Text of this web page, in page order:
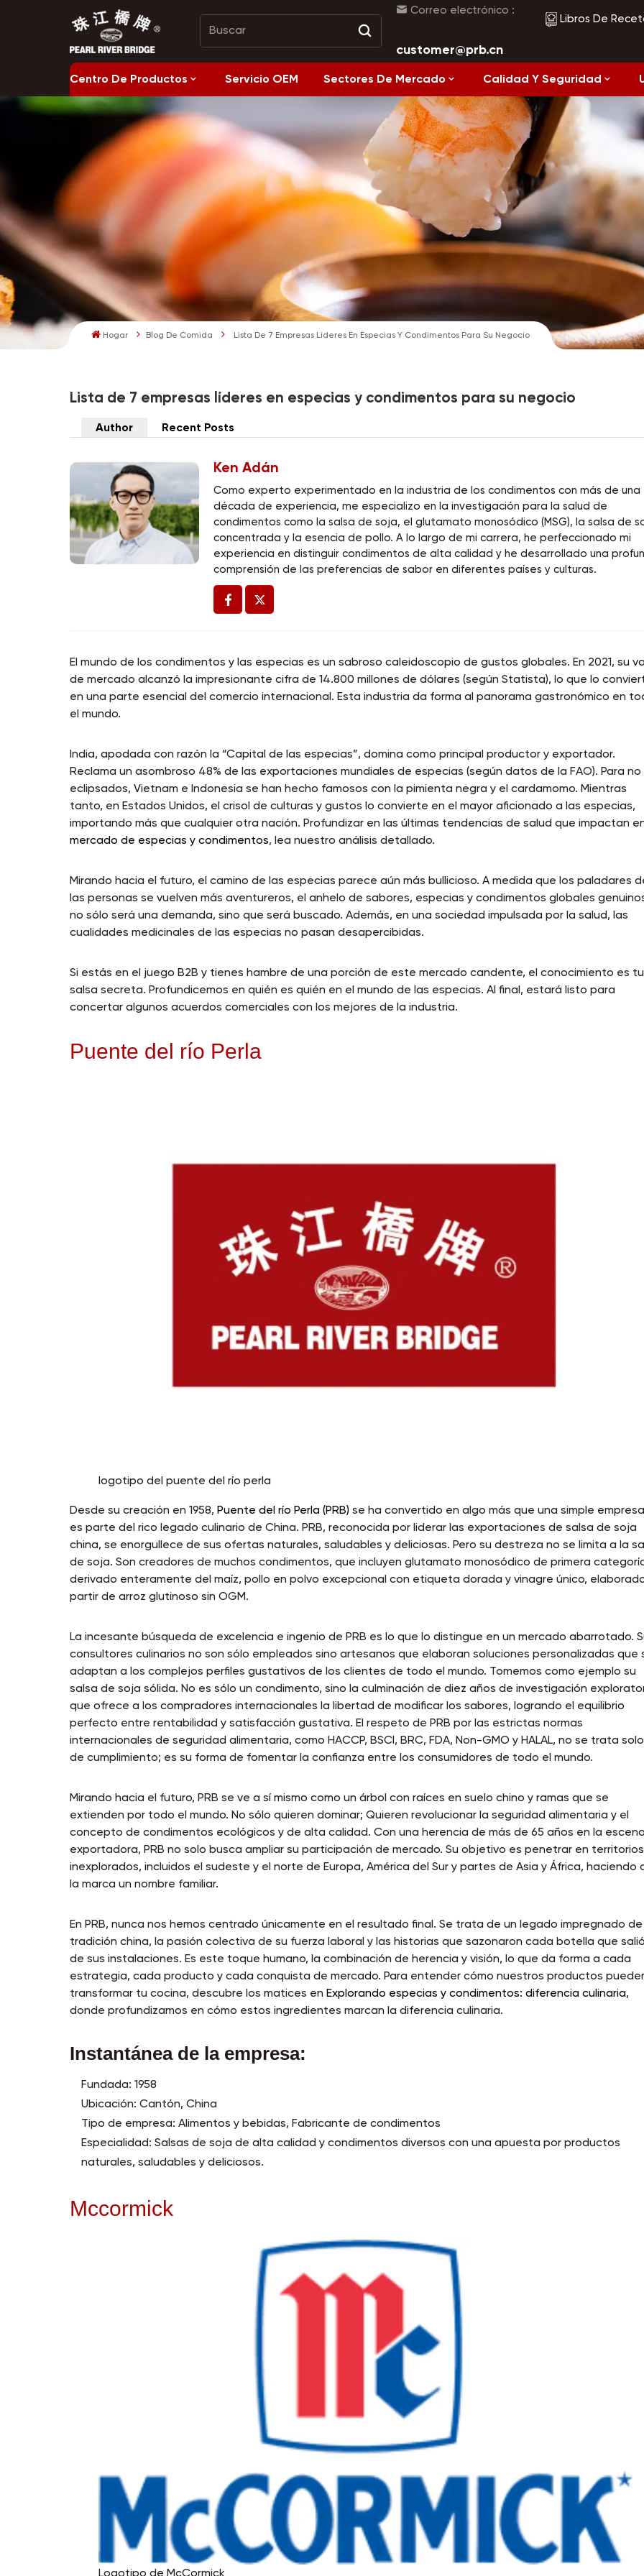
Correo electrónico :
customer@prb.cn
Libros De
Recetas
Alimentación
Saludable
Centro De Productos Servicio OEM Sectores De Mercado Calidad Y Seguridad
Hogar Blog De Comida Lista De 7 Empresas Líderes En Especias Y Condimentos Para Su Negocio
Lista de 7 empresas líderes en especias y condimentos para su negocio
Author Recent Posts
Ken Adán
Como experto experimentado en la industria de los condimentos con más de una
década de experiencia, me especializo en la investigación para la salud de
condimentos como la salsa de soja, el glutamato monosódico (MSG), la salsa de
concentrada y la esencia de pollo. A lo largo de mi carrera, he perfeccionado mi
experiencia en distinguir condimentos de alta calidad y he desarrollado una
comprensión de las preferencias de sabor en diferentes países y culturas.
El mundo de los condimentos y las especias es un sabroso caleidoscopio de gustos globales. En 2021, su
de mercado alcanzó la impresionante cifra de 14.800 millones de dólares (según Statista), lo que lo
en una parte esencial del comercio internacional. Esta industria da forma al panorama gastronómico en
el mundo.
India, apodada con razón la “Capital de las especias”, domina como principal productor y exportador.
Reclama un asombroso 48% de las exportaciones mundiales de especias (según datos de la FAO). Para no
eclipsados, Vietnam e Indonesia se han hecho famosos con la pimienta negra y el cardamomo. Mientras
tanto, en Estados Unidos, el crisol de culturas y gustos lo convierte en el mayor aficionado a las especias,
importando más que cualquier otra nación. Profundizar en las últimas tendencias de salud que impactan
mercado de especias y condimentos, lea nuestro análisis detallado.
Mirando hacia el futuro, el camino de las especias parece aún más bullicioso. A medida que los paladares
las personas se vuelven más aventureros, el anhelo de sabores, especias y condimentos globales
no sólo será una demanda, sino que será buscado. Además, en una sociedad impulsada por la salud, las
cualidades medicinales de las especias no pasan desapercibidas.
Si estás en el juego B2B y tienes hambre de una porción de este mercado candente, el conocimiento es tu
salsa secreta. Profundicemos en quién es quién en el mundo de las especias. Al final, estará listo para
concertar algunos acuerdos comerciales con los mejores de la industria.
Puente del río Perla
logotipo del puente del río perla
Desde su creación en 1958, Puente del río Perla (PRB) se ha convertido en algo más que una simple
es parte del rico legado culinario de China. PRB, reconocida por liderar las exportaciones de salsa de soja
china, se enorgullece de sus ofertas naturales, saludables y deliciosas. Pero su destreza no se limita a la
de soja. Son creadores de muchos condimentos, que incluyen glutamato monosódico de primera
derivado enteramente del maíz, pollo en polvo excepcional con etiqueta dorada y vinagre único,
partir de arroz glutinoso sin OGM.
La incesante búsqueda de excelencia e ingenio de PRB es lo que lo distingue en un mercado abarrotado.
consultores culinarios no son sólo empleados sino artesanos que elaboran soluciones personalizadas que
adaptan a los complejos perfiles gustativos de los clientes de todo el mundo. Tomemos como ejemplo su
salsa de soja sólida. No es sólo un condimento, sino la culminación de diez años de investigación
que ofrece a los compradores internacionales la libertad de modificar los sabores, logrando el equilibrio
perfecto entre rentabilidad y satisfacción gustativa. El respeto de PRB por las estrictas normas
internacionales de seguridad alimentaria, como HACCP, BSCI, BRC, FDA, Non-GMO y HALAL, no se trata solo
de cumplimiento; es su forma de fomentar la confianza entre los consumidores de todo el mundo.
Mirando hacia el futuro, PRB se ve a sí mismo como un árbol con raíces en suelo chino y ramas que se
extienden por todo el mundo. No sólo quieren dominar; Quieren revolucionar la seguridad alimentaria y el
concepto de condimentos ecológicos y de alta calidad. Con una herencia de más de 65 años en la escena
exportadora, PRB no solo busca ampliar su participación de mercado. Su objetivo es penetrar en territorios
inexplorados, incluidos el sudeste y el norte de Europa, América del Sur y partes de Asia y África, haciendo
la marca un nombre familiar.
En PRB, nunca nos hemos centrado únicamente en el resultado final. Se trata de un legado impregnado de
tradición china, la pasión colectiva de su fuerza laboral y las historias que sazonaron cada botella que salió
de sus instalaciones. Es este toque humano, la combinación de herencia y visión, lo que da forma a cada
estrategia, cada producto y cada conquista de mercado. Para entender cómo nuestros productos
transformar tu cocina, descubre los matices en Explorando especias y condimentos: diferencia culinaria,
donde profundizamos en cómo estos ingredientes marcan la diferencia culinaria.
Instantánea de la empresa:
Fundada: 1958
Ubicación: Cantón, China
Tipo de empresa: Alimentos y bebidas, Fabricante de condimentos
Especialidad: Salsas de soja de alta calidad y condimentos diversos con una apuesta por productos
naturales, saludables y deliciosos.
Mccormick
Logotipo de McCormick